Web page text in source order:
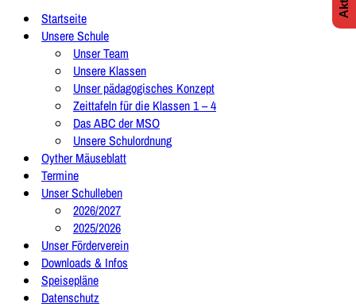
Startseite
Unsere Schule
Unser Team
Unsere Klassen
Unser pädagogisches Konzept
Zeittafeln für die Klassen 1 – 4
Das ABC der MSO
Unsere Schulordnung
Oyther Mäuseblatt
Termine
Unser Schulleben
2026/2027
2025/2026
Unser Förderverein
Downloads & Infos
Speisepläne
Datenschutz